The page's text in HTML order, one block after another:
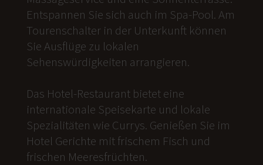
Entspannen Sie sich auch im Spa-Pool. Am
Tourenschalter in der Unterkunft können
Sie Ausflüge zu lokalen
Sehenswürdigkeiten arrangieren.
Das Hotel-Restaurant bietet eine
internationale Speisekarte und lokale
Spezialitäten wie Currys. Genießen Sie im
Hotel Gerichte mit frischem Fisch und
frischen Meeresfrüchten.